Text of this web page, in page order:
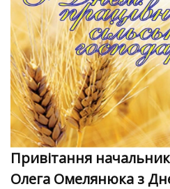
Привітання
Олега Омелянюка з